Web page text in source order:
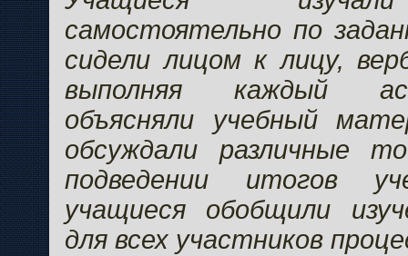
самостоятельно по
сидели лицом к лицу,
выполняя каждый
объясняли учебный
обсуждали различные
подведении итогов
учащиеся обобщили
для всех участников